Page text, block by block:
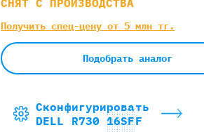
Получить спец-цену от 5 млн тг.
Подобрать аналог
Сконфигурировать
DELL R730 16SFF